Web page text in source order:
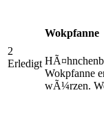
2
Erledigt
Wokpfanne
Wokpfanne
wÃ¼rzen.